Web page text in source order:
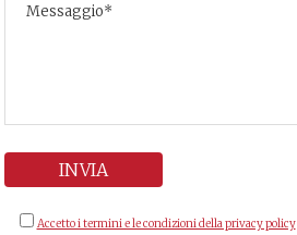
Accetto i termini e le condizioni della privacy policy